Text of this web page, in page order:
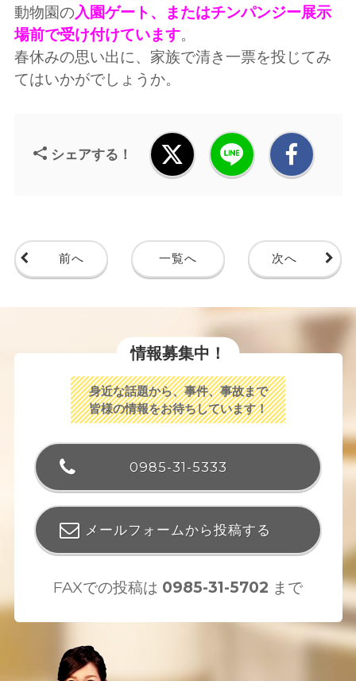
動物園の入園ゲート、またはチンパンジー展示
場前で受け付けています。
春休みの思い出に、家族で清き一票を投じてみ
てはいかがでしょうか。
シェアする！
前へ 一覧へ 次へ
情報募集中！
身近な話題から、事件、事故まで
皆様の情報をお待ちしています！
0985-31-5333
メールフォームから投稿する
FAXでの投稿は 0985-31-5702 まで